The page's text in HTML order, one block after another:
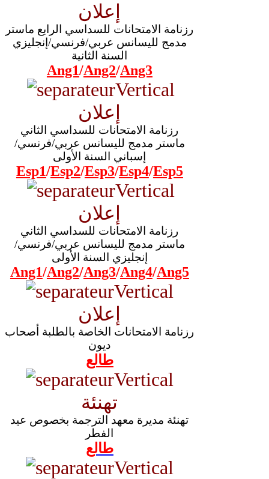
إعلان
رزنامة الامتحانات للسداسي الرابع ماستر
مدمج لليسانس عربي/فرنسي/إنجليزي
السنة الثانية
Ang1/Ang2/Ang3
إعلان
رزنامة الامتحانات للسداسي الثاني
ماستر مدمج لليسانس عربي/فرنسي/
إسباني السنة الأولى
Esp1/Esp2/Esp3/Esp4/Esp5
إعلان
رزنامة الامتحانات للسداسي الثاني
ماستر مدمج لليسانس عربي/فرنسي/
إنجليزي السنة الأولى
Ang1/Ang2/Ang3/Ang4/Ang5
إعلان
رزنامة الامتحانات الخاصة بالطلبة أصحاب
ديون
طالع
تهنئة
تهنئة مديرة معهد الترجمة بخصوص عيد
الفطر
طالع